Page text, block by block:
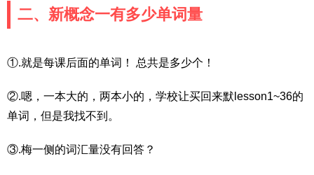
二、新概念一有多少单词量
①.就是每课后面的单词！ 总共是多少个！
②.嗯，一本大的，两本小的，学校让买回来默lesson1~36的
单词，但是我找不到。
③.梅一侧的词汇量没有回答？